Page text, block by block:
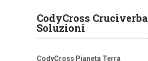
CodyCross Cruciverba
Soluzioni
CodyCross Pianeta Terra